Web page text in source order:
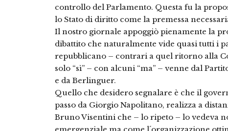
controllo del Parlamento. Questa fu la
lo Stato di diritto come la premessa
Il nostro giornale appoggiò pienamente la
dibattito che naturalmente vide quasi tutti i
repubblicano – contrari a quel ritorno alla
solo “sì” – con alcuni “ma” – venne dal
e da Berlinguer.
Quello che desidero segnalare è che il
passo da Giorgio Napolitano, realizza a
Bruno Visentini che – lo ripeto – lo vedeva